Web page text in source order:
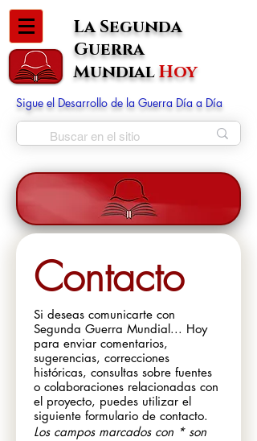
La Segunda
Guerra
MundialHoy
Sigue el Desarrollo de la Guerra Día a Día
Contacto
Si deseas comunicarte con
Segunda Guerra Mundial... Hoy
para enviar comentarios,
sugerencias, correcciones
históricas, consultas sobre fuentes
o colaboraciones relacionadas con
el proyecto, puedes utilizar el
siguiente formulario de contacto.
Los campos marcados con * son